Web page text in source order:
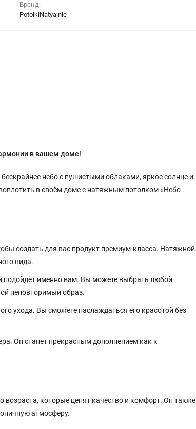
Бренд:
PotolkiNatyajnie
в вашем доме!
небо с пушистыми облаками, яркое солнце и
в своём доме с натяжным потолком «Небо
создать для вас продукт премиум-класса. Натяжной
вида.
подойдёт именно вам. Вы можете выбрать любой
неповторимый образ.
ухода. Вы сможете наслаждаться его красотой без
Он станет прекрасным дополнением как к
которые ценят качество и комфорт. Он также
атмосферу.